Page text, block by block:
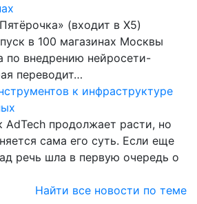
(входит в X5)
в 100 магазинах Москвы
по внедрению нейросети-
переводит…
к инфраструктуре
AdTech продолжает расти, но
сама его суть. Если еще
речь шла в первую очередь о
Найти все новости по теме